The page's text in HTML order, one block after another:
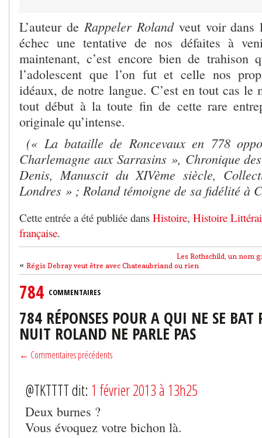
L’auteur de Rappeler Rolandveut voir dans
échec une tentative de nos défaites à
maintenant, c’est encore bien de trahison
l’adolescent que l’on fut et celle nos
idéaux, de notre langue. C’est en tout cas
tout début à la toute fin de cette rare
originale qu’intense.
(« La bataille de Roncevaux en 778
Charlemagne aux Sarrasins », Chronique
Denis, Manuscit du XIVème siècle,
Londres » ; Roland témoigne de sa fidélité à
Cette entrée a été publiée dans Histoire, Histoire
française.
Les Rothschild, un nom
« Régis Debray veut être avec Chateaubriand ou rien
784 COMMENTAIRES
784 RÉPONSES POUR A QUI NE SE BAT
NUIT ROLAND NE PARLE PAS
← Commentaires précédents
@TKTTTT dit: 1 février 2013 à 13h25
Deux burnes ?
Vous évoquez votre bichon là.